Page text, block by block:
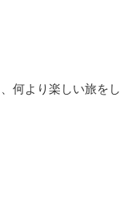
何より楽しい旅をし